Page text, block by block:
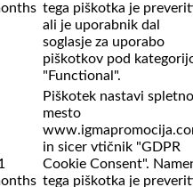
tega piškotka je
ali je uporabnik dal
soglasje za uporabo
piškotkov pod
"Functional".
Piškotek nastavi spletno
mesto
in sicer vtičnik "GDPR
Cookie Consent".
tega piškotka je